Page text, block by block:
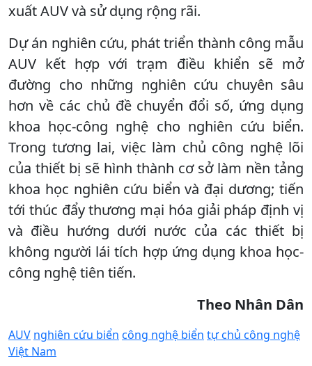
xuất AUV và sử dụng rộng rãi.
Dự án nghiên cứu, phát triển thành công mẫu
AUV kết hợp với trạm điều khiển sẽ mở
đường cho những nghiên cứu chuyên sâu
hơn về các chủ đề chuyển đổi số, ứng dụng
khoa học-công nghệ cho nghiên cứu biển.
Trong tương lai, việc làm chủ công nghệ lõi
của thiết bị sẽ hình thành cơ sở làm nền tảng
khoa học nghiên cứu biển và đại dương; tiến
tới thúc đẩy thương mại hóa giải pháp định vị
và điều hướng dưới nước của các thiết bị
không người lái tích hợp ứng dụng khoa học-
công nghệ tiên tiến.
Theo Nhân Dân
AUV nghiên cứu biển công nghệ biển tự chủ công nghệ
Việt Nam